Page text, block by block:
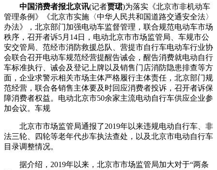
中国消费者报北京讯(记者贾珺)为落实《北京市非机动车
管理条例》《北京市实施〈中华人民共和国道路交通安全法〉
办法》，北京部门加强电动车监督管理，联合规范电动车市场
秩序，召开者诉5月14日，电动北京市市场监管局、车规市公
安交管局、范经市消防救援总队、营提市自行车电动车行业协
会联合召开电动车规范经营提醒告诫会，醒告消费就电动自行
车标准执行、诫会及登记上牌以及销售门店消防隐患排查等方
面，企业求警示相关市场主体严格履行主体责任，北京部门规
范经营，联合各销售主体要及时回应消费者投诉，召开者诉保
障消费者权益。电动北京市50余家主流电动自行车供应企业参
加会议。车规
北京市市场监管局通报了2019年以来违规电动自行车、非
法三轮、四轮等老年代步车执法查处，以及北京市电动自行车
目录调整情况。
据介绍，2019年以来，北京市市场监管局加大对于“两条